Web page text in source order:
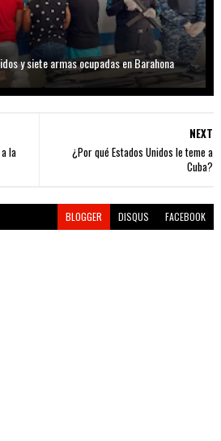
y siete armas ocupadas en Barahona
NEXT
¿Por qué Estados Unidos le teme a
Cuba?
la
BLOGGER DISQUS FACEBOOK